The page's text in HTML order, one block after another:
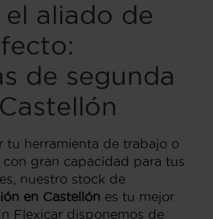
aliado de
de segunda
tu herramienta de trabajo o
gran capacidad para tus
nuestro stock de
en Castellón es tu mejor
Flexicar disponemos de